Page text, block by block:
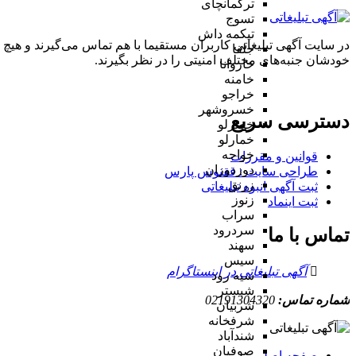
ترکمانچای
تسوج
تیکمه داش
جلفا
خاروانا
خامنه
خراجو
خسروشهر
خضرلو
خمارلو
خواجه
دوزدوزان
زرنق
زنوز
سراب
سردرود
سهند
سیس
سیه رود
شبستر
شربیان
شرفخانه
شندآباد
صوفیان
در سایت آگهی تبلیغاتی کاربران مستقیما با هم تماس می‌گیرند و
خودشان جنبه‌های مختلف امنیتی را در نظر بگیرند.
دسترسی سریع
قوانین و مقررات
طراحی سایت : ققنوس پارس
ثبت آگهی انبوه تبلیغاتی
ثبت اینماد
تماس با ما
آگهی تبلیغاتی در اینستاگرام
شماره تماس: 02191304320